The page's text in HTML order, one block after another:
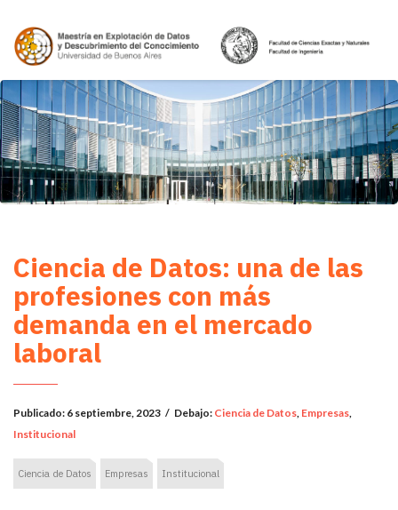
Ciencia de Datos: una de las
profesiones con más
demanda en el mercado
laboral
Publicado: 6 septiembre, 2023 / Debajo: Ciencia de Datos, Empresas,
Institucional
Ciencia de Datos Empresas Institucional